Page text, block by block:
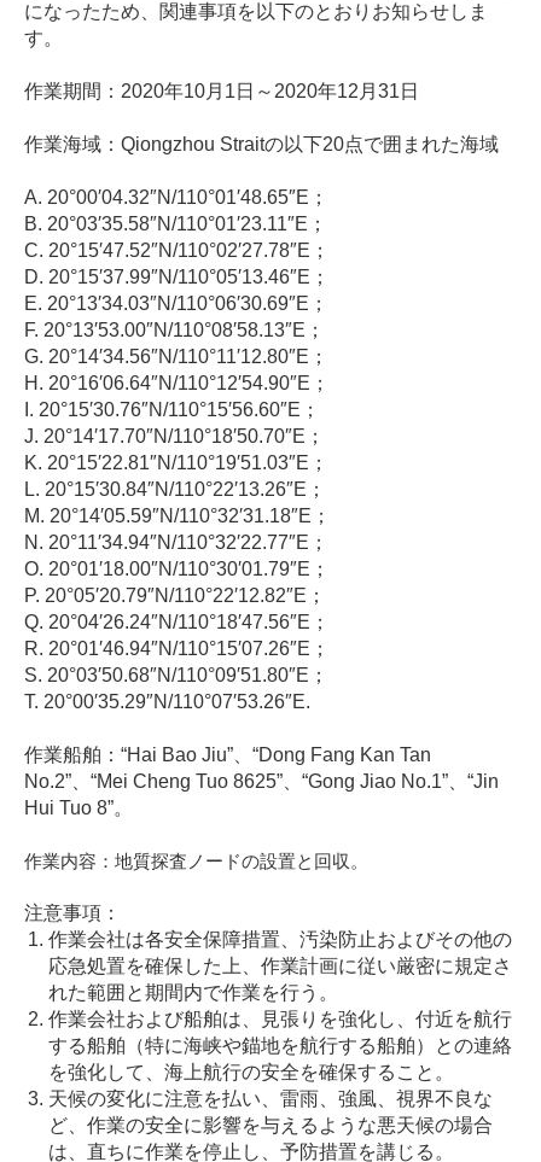
になったため、関連事項を以下のとおりお知らせしま
す。
作業期間：2020年10月1日～2020年12月31日
作業海域：Qiongzhou Straitの以下20点で囲まれた海域
A. 20°00′04.32″N/110°01′48.65″E；
B. 20°03′35.58″N/110°01′23.11″E；
C. 20°15′47.52″N/110°02′27.78″E；
D. 20°15′37.99″N/110°05′13.46″E；
E. 20°13′34.03″N/110°06′30.69″E；
F. 20°13′53.00″N/110°08′58.13″E；
G. 20°14′34.56″N/110°11′12.80″E；
H. 20°16′06.64″N/110°12′54.90″E；
I. 20°15′30.76″N/110°15′56.60″E；
J. 20°14′17.70″N/110°18′50.70″E；
K. 20°15′22.81″N/110°19′51.03″E；
L. 20°15′30.84″N/110°22′13.26″E；
M. 20°14′05.59″N/110°32′31.18″E；
N. 20°11′34.94″N/110°32′22.77″E；
O. 20°01′18.00″N/110°30′01.79″E；
P. 20°05′20.79″N/110°22′12.82″E；
Q. 20°04′26.24″N/110°18′47.56″E；
R. 20°01′46.94″N/110°15′07.26″E；
S. 20°03′50.68″N/110°09′51.80″E；
T. 20°00′35.29″N/110°07′53.26″E.
作業船舶：“Hai Bao Jiu”、“Dong Fang Kan Tan
No.2”、“Mei Cheng Tuo 8625”、“Gong Jiao No.1”、“Jin
Hui Tuo 8”。
作業内容：地質探査ノードの設置と回収。
注意事項：
作業会社は各安全保障措置、汚染防止およびその他の
応急処置を確保した上、作業計画に従い厳密に規定さ
れた範囲と期間内で作業を行う。
作業会社および船舶は、見張りを強化し、付近を航行
する船舶（特に海峡や錨地を航行する船舶）との連絡
を強化して、海上航行の安全を確保すること。
天候の変化に注意を払い、雷雨、強風、視界不良な
ど、作業の安全に影響を与えるような悪天候の場合
は、直ちに作業を停止し、予防措置を講じる。